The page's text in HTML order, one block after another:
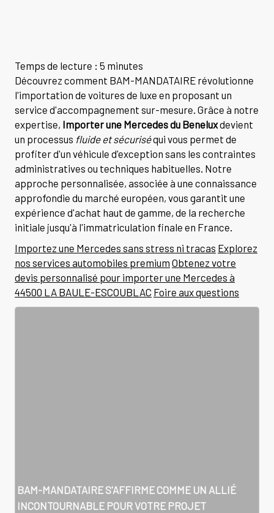
Temps de lecture : 5 minutes
Découvrez comment BAM-MANDATAIRE révolutionne
l'importation de voitures de luxe en proposant un
service d'accompagnement sur-mesure. Grâce à notre
expertise, Importer une Mercedes du Beneluxdevient
un processus fluide et sécuriséqui vous permet de
profiter d'un véhicule d'exception sans les contraintes
administratives ou techniques habituelles. Notre
approche personnalisée, associée à une connaissance
approfondie du marché européen, vous garantit une
expérience d'achat haut de gamme, de la recherche
initiale jusqu'à l'immatriculation finale en France.
Importez une Mercedes sans stress ni tracas Explorez
nos services automobiles premium Obtenez votre
devis personnalisé pour importer une Mercedes à
44500 LA BAULE-ESCOUBLAC Foire aux questions
BAM-MANDATAIRE S'AFFIRME COMME UN ALLIÉ
INCONTOURNABLE POUR VOTRE PROJET